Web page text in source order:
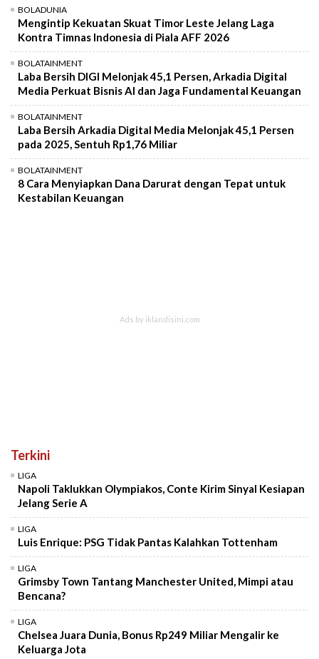
BOLADUNIA
Mengintip Kekuatan Skuat Timor Leste Jelang Laga
Kontra Timnas Indonesia di Piala AFF 2026
BOLATAINMENT
Laba Bersih DIGI Melonjak 45,1 Persen, Arkadia Digital
Media Perkuat Bisnis AI dan Jaga Fundamental Keuangan
BOLATAINMENT
Laba Bersih Arkadia Digital Media Melonjak 45,1 Persen
pada 2025, Sentuh Rp1,76 Miliar
BOLATAINMENT
8 Cara Menyiapkan Dana Darurat dengan Tepat untuk
Kestabilan Keuangan
Terkini
LIGA
Napoli Taklukkan Olympiakos, Conte Kirim Sinyal Kesiapan
Jelang Serie A
LIGA
Luis Enrique: PSG Tidak Pantas Kalahkan Tottenham
LIGA
Grimsby Town Tantang Manchester United, Mimpi atau
Bencana?
LIGA
Chelsea Juara Dunia, Bonus Rp249 Miliar Mengalir ke
Keluarga Jota